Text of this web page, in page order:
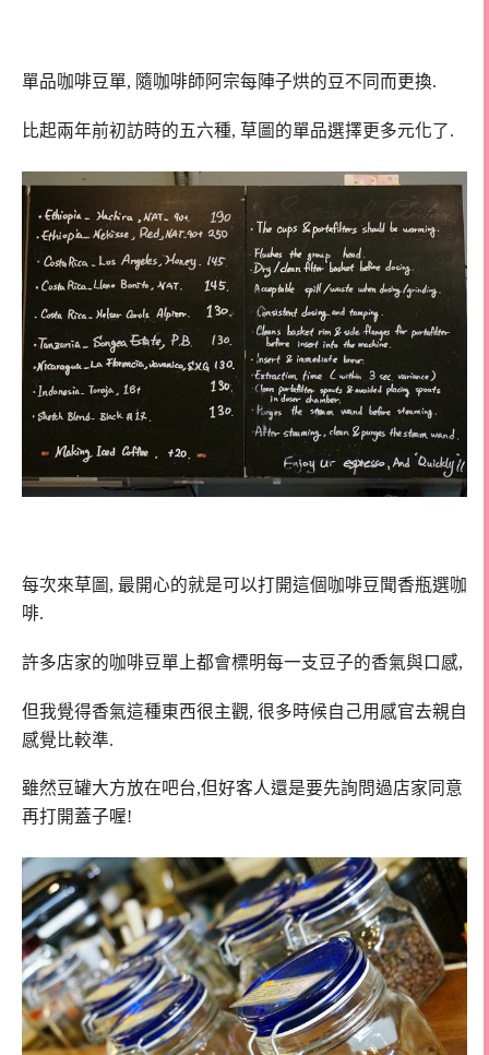
單品咖啡豆單, 隨咖啡師阿宗每陣子烘的豆不同而更換.
比起兩年前初訪時的五六種, 草圖的單品選擇更多元化了.
每次來草圖, 最開心的就是可以打開這個咖啡豆聞香瓶選咖
啡.
許多店家的咖啡豆單上都會標明每一支豆子的香氣與口感,
但我覺得香氣這種東西很主觀, 很多時候自己用感官去親自
感覺比較準.
雖然豆罐大方放在吧台,但好客人還是要先詢問過店家同意
再打開蓋子喔!